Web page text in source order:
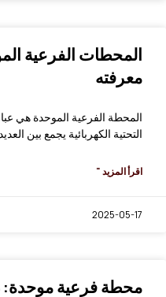
المحطات الفرعية
معرفته
المحطة الفرعية الموحدة هي
التحتية الكهربائية يجمع بين
اقرأ المزيد "
2025-05-17
محطة فرعية موحدة: